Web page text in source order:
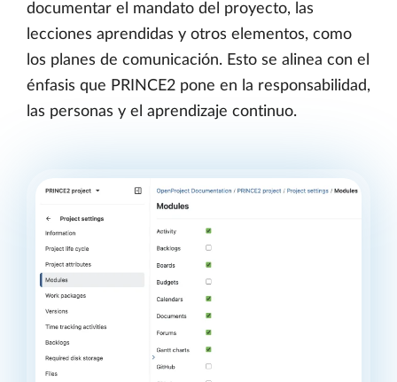
documentar el mandato del proyecto, las
lecciones aprendidas y otros elementos, como
los planes de comunicación. Esto se alinea con el
énfasis que PRINCE2 pone en la responsabilidad,
las personas y el aprendizaje continuo.